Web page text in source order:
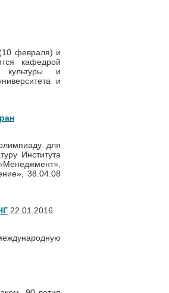
февраля) и
кафедрой
культуры и
и
для
Института
38.04.08
22.01.2016